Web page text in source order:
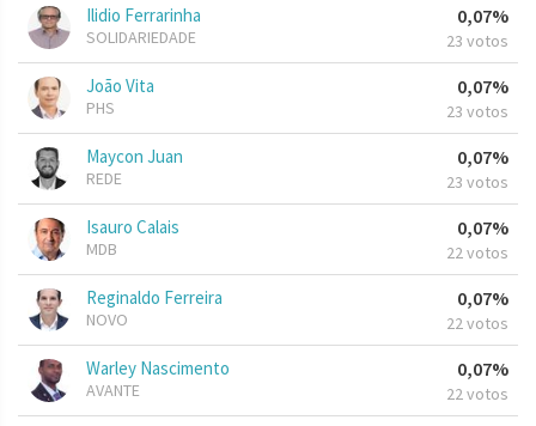
Ilidio Ferrarinha
SOLIDARIEDADE
0,07%
23 votos
João Vita
PHS
0,07%
23 votos
Maycon Juan
REDE
0,07%
23 votos
Isauro Calais
MDB
0,07%
22 votos
Reginaldo Ferreira
NOVO
0,07%
22 votos
Warley Nascimento
AVANTE
0,07%
22 votos